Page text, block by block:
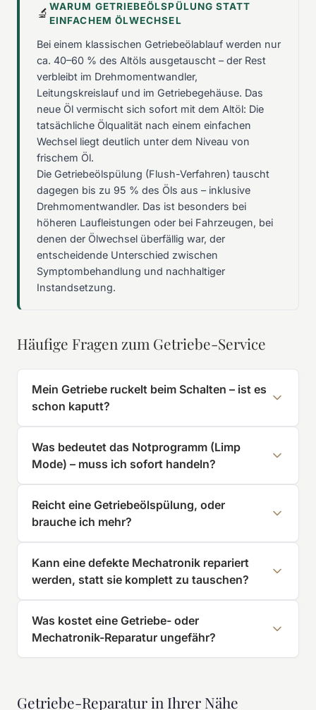
🔬 WARUM GETRIEBEÖLSPÜLUNG STATT
EINFACHEM ÖLWECHSEL
Bei einem klassischen Getriebeölablauf werden nur
ca. 40–60 % des Altöls ausgetauscht – der Rest
verbleibt im Drehmomentwandler,
Leitungskreislauf und im Getriebegehäuse. Das
neue Öl vermischt sich sofort mit dem Altöl: Die
tatsächliche Ölqualität nach einem einfachen
Wechsel liegt deutlich unter dem Niveau von
frischem Öl.
Die Getriebeölspülung (Flush-Verfahren) tauscht
dagegen bis zu 95 % des Öls aus – inklusive
Drehmomentwandler. Das ist besonders bei
höheren Laufleistungen oder bei Fahrzeugen, bei
denen der Ölwechsel überfällig war, der
entscheidende Unterschied zwischen
Symptombehandlung und nachhaltiger
Instandsetzung.
Häufige Fragen zum Getriebe-Service
Mein Getriebe ruckelt beim Schalten – ist es
schon kaputt?
Was bedeutet das Notprogramm (Limp
Mode) – muss ich sofort handeln?
Reicht eine Getriebeölspülung, oder
brauche ich mehr?
Kann eine defekte Mechatronik repariert
werden, statt sie komplett zu tauschen?
Was kostet eine Getriebe- oder
Mechatronik-Reparatur ungefähr?
Getriebe-Reparatur in Ihrer Nähe